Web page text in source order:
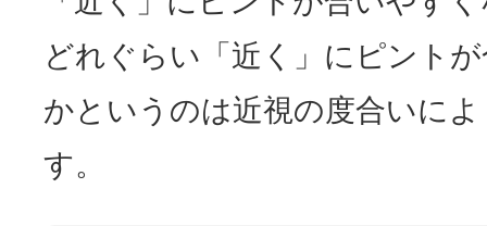
どれぐらい「近く」にピント
かというのは近視の度合いに
す。